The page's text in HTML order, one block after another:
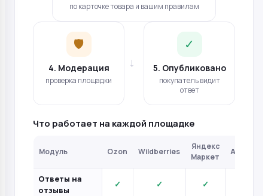
по карточке товара и вашим правилам
🛡️
4. Модерация
проверка площадки
→
✓
5. Опубликовано
покупатель видит
ответ
Что работает на каждой площадке
Модуль Ozon Wildberries
Яндекс
Маркет
Авито
Ответы на
отзывы
✓ ✓ ✓